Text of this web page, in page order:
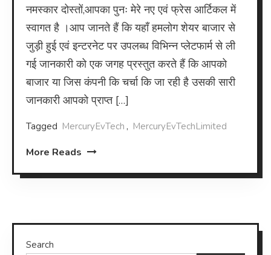
नमस्कार दोस्तों,आपका पुनः मेरे नए एवं फ्रेस आर्टिकल में
स्वागत है ।आप जानते हैं कि यहाँ हमलोग शेयर बाजार से
जुड़ी हुई एवं इन्टरनेट पर उपलब्ध विभिन्न प्लेटफार्म से ली
गई जानकारी को एक जगह प्रस्तुत करते हैं कि आपको
बाजार या जिस कंपनी कि चर्चा कि जा रही है उसकी सारी
जानकारी आपको प्राप्त […]
Tagged MercuryEvTech , MercuryEvTechLimited
More Reads
Search